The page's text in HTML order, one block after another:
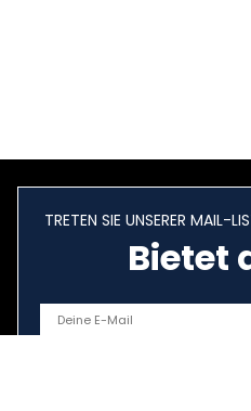
TRETEN SIE UNSERER MAIL-
Bietet